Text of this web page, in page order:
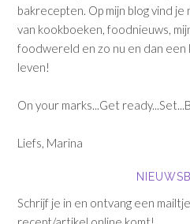
bakrecepten. Op mijn blog vind
van kookboeken, foodnieuws,
foodwereld en zo nu en dan een
leven!
On your marks...Get
Liefs, Marina
Schrijf je in en ontvang een